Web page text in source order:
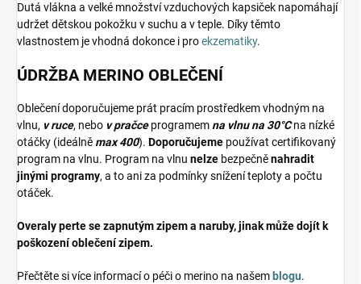
Dutá vlákna a velké množství vzduchových kapsiček napomáhají
udržet dětskou pokožku v suchu a v teple. Díky těmto
vlastnostem je vhodná dokonce i proekzematiky.
ÚDRŽBA MERINO OBLEČENÍ
Oblečení doporučujeme prát pracím prostředkem vhodným na
vlnu, v ruce, nebo v pračceprogramemna vlnu na 30°Cna nízké
otáčky (ideálněmax 400). Doporučujeme používat certifikovaný
program na vlnu. Program na vlnu nelze bezpečněnahradit
jinými programy, a to ani za podmínky snížení teploty a počtu
otáček.
Overaly perte se zapnutým zipem a naruby, jinak může dojít k
poškození oblečení zipem.
Přečtěte si více informací o péči o merino na našem blogu.